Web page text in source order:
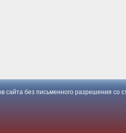
сайта без письменного разрешения